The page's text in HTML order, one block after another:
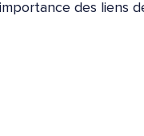
des liens